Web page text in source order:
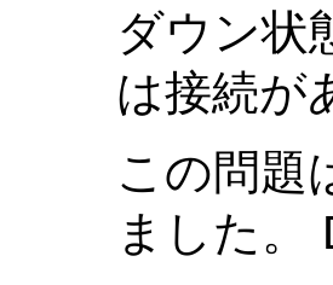
ダウン状
は接続が
この問題
ました